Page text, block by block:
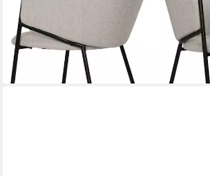
175,00 €
-59%
lieferbar - in 6-8 Werktagen bei dir